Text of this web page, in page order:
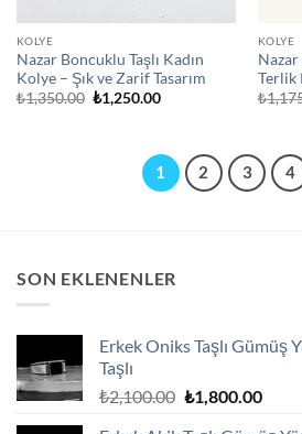
KOLYE
Nazar Boncuklu Taşlı Kadın
Kolye – Şık ve Zarif Tasarım
₺1,350.00 Orijinal
fiyat:
₺1,250.00Şu
KOLYE
Terlik
₺
1 2 3 4
SON EKLENENLER
Erkek Oniks Taşlı Gümüş
Taşlı
₺2,100.00 Orijinal
₺1,800.00Şu